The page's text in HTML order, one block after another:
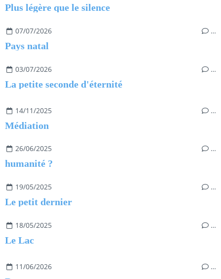
Plus légère que le silence
07/07/2026 …
Pays natal
03/07/2026 …
La petite seconde d'éternité
14/11/2025 …
Médiation
26/06/2025 …
humanité ?
19/05/2025 …
Le petit dernier
18/05/2025 …
Le Lac
11/06/2026 …